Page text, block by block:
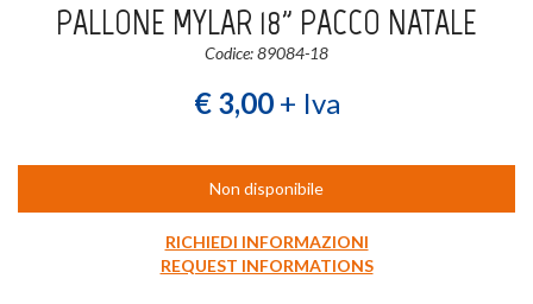
Wishlist
PALLONE MYLAR 18" PACCO NATALE
Codice: 89084-18
€ 3,00+ Iva
Non disponibile
RICHIEDI INFORMAZIONI
REQUEST INFORMATIONS